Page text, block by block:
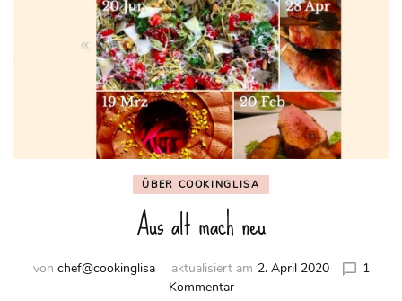
ÜBER COOKINGLISA
Aus alt mach neu
von chef@cookinglisa aktualisiert am 2. April 2020
1
Kommentarzu